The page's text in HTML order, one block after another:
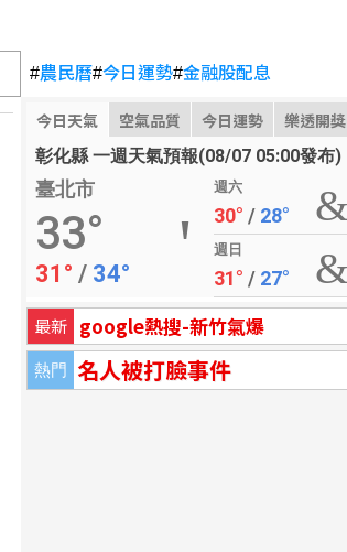
#農民曆#今日運勢#金融股配息
今日天氣 空氣品質 今日運勢 樂透開獎
彰化縣 一週天氣預報(08/07 05:00發布)
臺北市
33°
31° / 34°
週六
30° / 28°
週日
31° / 27°
最新 google熱搜-新竹氣爆
熱門 名人被打臉事件